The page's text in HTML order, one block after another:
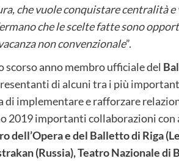
che vuole conquistare centralità
che le scelte fatte sono
non convenzionale”.
scorso anno membro ufficiale del
di alcuni tra i più
di implementare e rafforzare
2019 importanti collaborazioni
dell’Opera e del Balletto di Riga
(Russia), Teatro Nazionale di